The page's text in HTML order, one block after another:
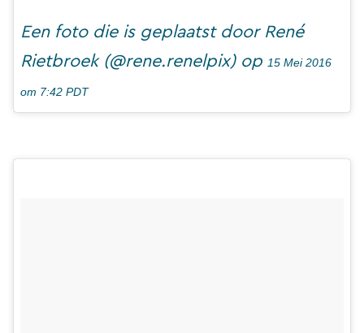
Een foto die is geplaatst door René
Rietbroek (@rene.renelpix) op 15 Mei 2016
om 7:42 PDT